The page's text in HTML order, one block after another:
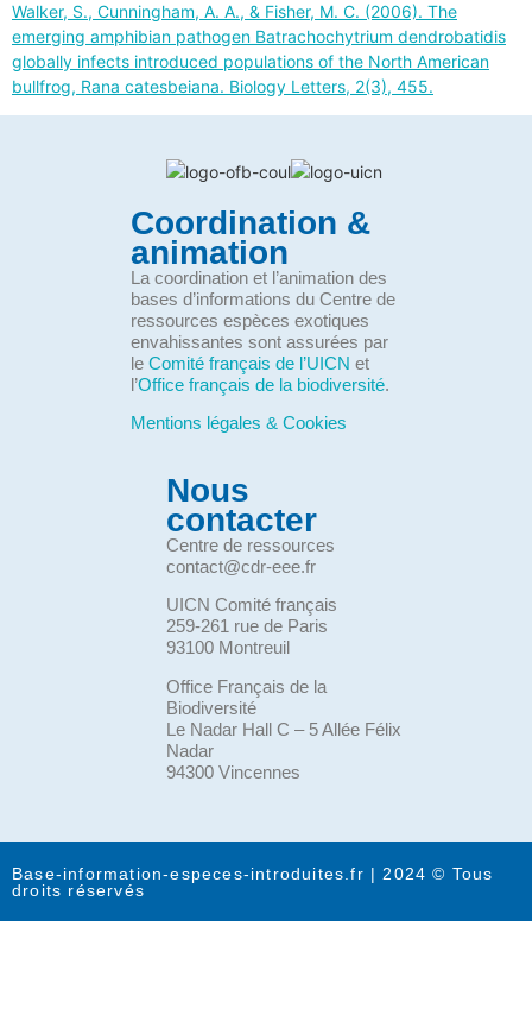
Walker, S., Cunningham, A. A., & Fisher, M. C. (2006). The
emerging amphibian pathogen Batrachochytrium dendrobatidis
globally infects introduced populations of the North American
bullfrog, Rana catesbeiana. Biology Letters, 2(3), 455.
Coordination &
animation
La coordination et l’animation des
bases d’informations du Centre de
ressources espèces exotiques
envahissantes sont assurées par
le Comité français de l’UICN et
l’Office français de la biodiversité.
Mentions légales & Cookies
Nous
contacter
Centre de ressources
contact@cdr-eee.fr
UICN Comité français
259-261 rue de Paris
93100 Montreuil
Office Français de la
Biodiversité
Le Nadar Hall C – 5 Allée Félix
Nadar
94300 Vincennes
Base-information-especes-introduites.fr | 2024 © Tous
droits réservés